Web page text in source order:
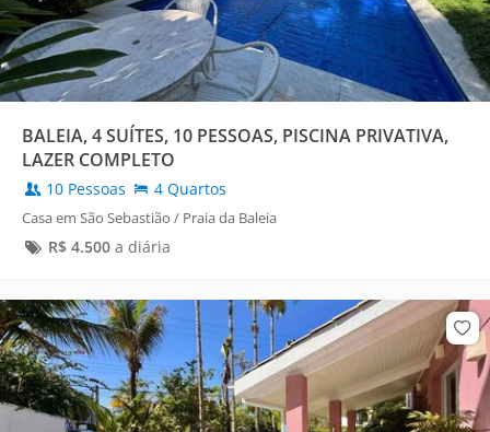
BALEIA, 4 SUÍTES, 10 PESSOAS, PISCINA PRIVATIVA,
LAZER COMPLETO
10 Pessoas 4 Quartos
Casa em São Sebastião / Praia da Baleia
R$ 4.500a diária